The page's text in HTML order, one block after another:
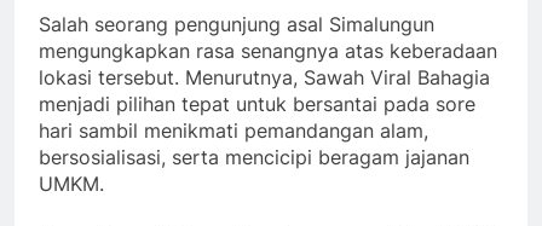
Salah seorang pengunjung asal Simalungun
mengungkapkan rasa senangnya atas keberadaan
lokasi tersebut. Menurutnya, Sawah Viral Bahagia
menjadi pilihan tepat untuk bersantai pada sore
hari sambil menikmati pemandangan alam,
bersosialisasi, serta mencicipi beragam jajanan
UMKM.